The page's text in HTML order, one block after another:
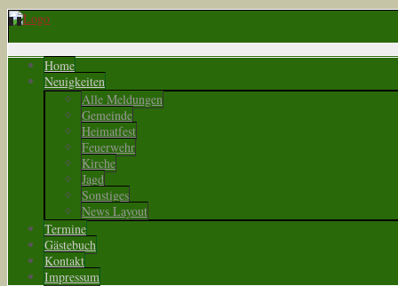
Home
Neuigkeiten
Alle Meldungen
Gemeinde
Heimatfest
Feuerwehr
Kirche
Jagd
Sonstiges
News Layout
Termine
Gästebuch
Kontakt
Impressum